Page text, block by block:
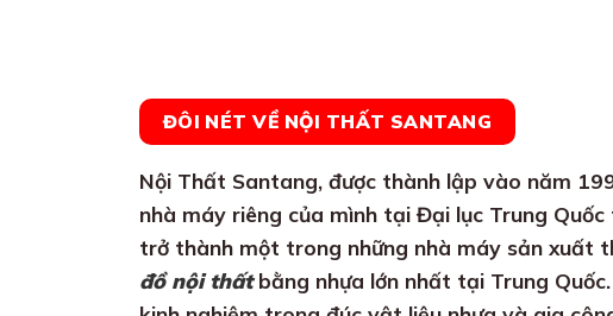
ĐÔI NÉT VỀ NỘI THẤT SANTANG
Nội Thất Santang, được thành lập vào năm
nhà máy riêng của mình tại Đại lục Trung
trở thành một trong những nhà máy sản xuất
đồ nội thấtbằng nhựa lớn nhất tại Trung